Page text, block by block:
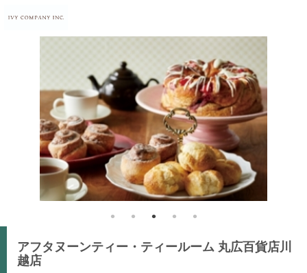
アフタヌーンティー・ティールーム 丸広百貨店川
越店